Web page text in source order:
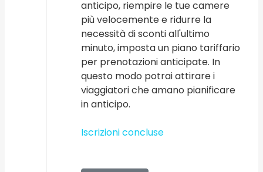
anticipo, riempire le tue camere
più velocemente e ridurre la
necessità di sconti all'ultimo
minuto, imposta un piano tariffario
per prenotazioni anticipate. In
questo modo potrai attirare i
viaggiatori che amano pianificare
in anticipo.
Iscrizioni concluse